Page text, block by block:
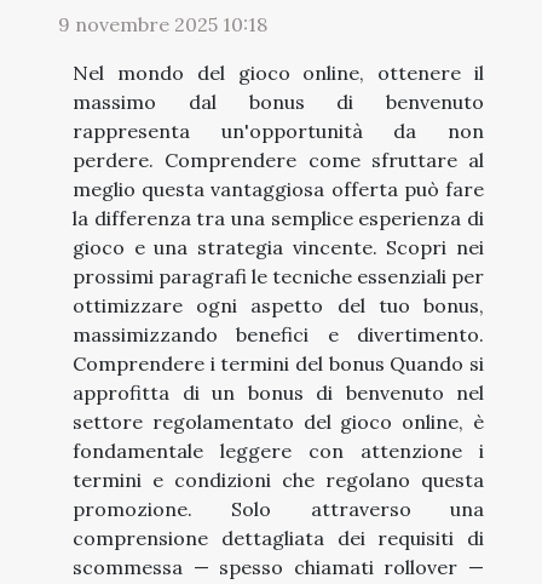
9 novembre 2025 10:18
Nel mondo del gioco online, ottenere il
massimo dal bonus di benvenuto
rappresenta un'opportunità da non
perdere. Comprendere come sfruttare al
meglio questa vantaggiosa offerta può fare
la differenza tra una semplice esperienza di
gioco e una strategia vincente. Scopri nei
prossimi paragrafi le tecniche essenziali per
ottimizzare ogni aspetto del tuo bonus,
massimizzando benefici e divertimento.
Comprendere i termini del bonus Quando si
approfitta di un bonus di benvenuto nel
settore regolamentato del gioco online, è
fondamentale leggere con attenzione i
termini e condizioni che regolano questa
promozione. Solo attraverso una
comprensione dettagliata dei requisiti di
scommessa — spesso chiamati rollover —